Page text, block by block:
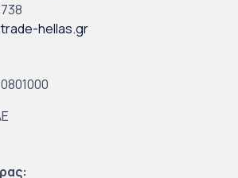
hellas.gr